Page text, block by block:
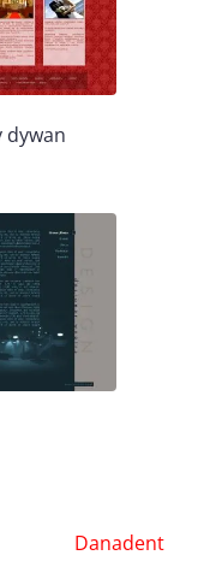
dywan
Danadent